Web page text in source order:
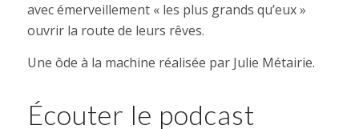
avec émerveillement « les plus grands qu’eux »
ouvrir la route de leurs rêves.
Une ôde à la machine réalisée par Julie Métairie.
Écouter le podcast